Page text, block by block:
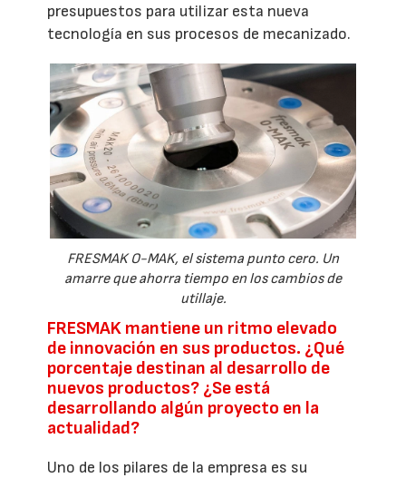
presupuestos para utilizar esta nueva
tecnología en sus procesos de mecanizado.
FRESMAK O-MAK, el sistema punto cero. Un
amarre que ahorra tiempo en los cambios de
utillaje.
FRESMAK mantiene un ritmo elevado
de innovación en sus productos. ¿Qué
porcentaje destinan al desarrollo de
nuevos productos? ¿Se está
desarrollando algún proyecto en la
actualidad?
Uno de los pilares de la empresa es su